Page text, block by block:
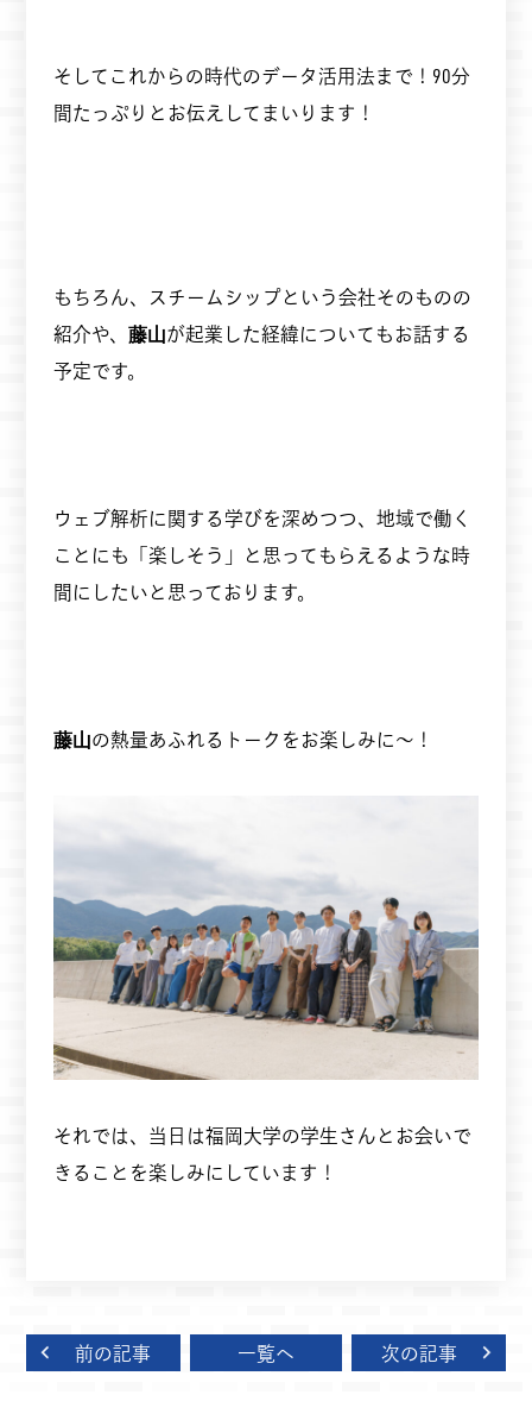
そしてこれからの時代のデータ活用法まで！90分
間たっぷりとお伝えしてまいります！
もちろん、スチームシップという会社そのものの
紹介や、 藤山が起業した経緯についてもお話する
予定です。
ウェブ解析に関する学びを深めつつ、地域で働く
ことにも「楽しそう」と思ってもらえるような時
間にしたいと思っております。
藤山の熱量あふれるトークをお楽しみに～！
それでは、当日は福岡大学の学生さんとお会いで
きることを楽しみにしています！
前の記事 一覧へ 次の記事